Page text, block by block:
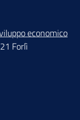
economico
Forlì